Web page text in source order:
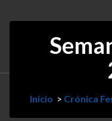
Inicio > Crónica